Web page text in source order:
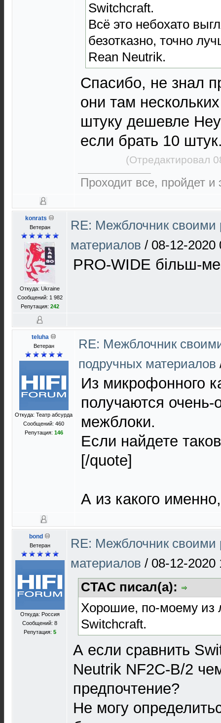
Switchcraft.
Всё это небохато
безотказно, точно
Rean Neutrik.
Спасибо, не знал
они там
штуку дешевле
если брать 10
(Отредактировал
Проходит все, пройдет и
konrats
Ветеран
Откуда: Ukraine
Сообщений: 1 982
Репутация: 242
RE: Межблочник своими
материалов / 08-12-2020
PRO-WIDE більш-
teluha
Ветеран
Откуда: Театр абсурда
Сообщений: 460
Репутация: 146
RE: Межблочник
подручных материалов
Из микрофонного
получаются
межблоки.
Если найдете
[/quote]
А из какого
bond
Ветеран
Откуда: Россия
Сообщений: 8
Репутация: 5
RE: Межблочник своими
материалов / 08-12-2020
CTAC писал(а):
Хорошие, по-моему из
Switchcraft.
А если сравнить
Neutrik NF2C-B/2
предпочтение?
Не могу